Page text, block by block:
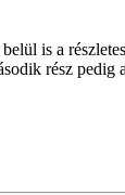
is a
rész